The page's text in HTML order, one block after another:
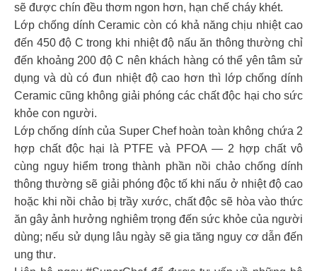
sẽ được chín đều thơm ngon hơn, hạn chế cháy khét.
Lớp chống dính Ceramic còn có khả năng chịu nhiệt cao
đến 450 độ C trong khi nhiệt độ nấu ăn thông thường chỉ
đến khoảng 200 độ C nên khách hàng có thể yên tâm sử
dụng và dù có đun nhiệt độ cao hơn thì lớp chống dính
Ceramic cũng không giải phóng các chất độc hại cho sức
khỏe con người.
Lớp chống dính của Super Chef hoàn toàn không chứa 2
hợp chất độc hại là PTFE và PFOA — 2 hợp chất vô
cùng nguy hiểm trong thành phần nồi chảo chống dính
thông thường sẽ giải phóng độc tố khi nấu ở nhiệt độ cao
hoặc khi nồi chảo bị trầy xước, chất độc sẽ hòa vào thức
ăn gây ảnh hưởng nghiêm trọng đến sức khỏe của người
dùng; nếu sử dụng lâu ngày sẽ gia tăng nguy cơ dẫn đến
ung thư.